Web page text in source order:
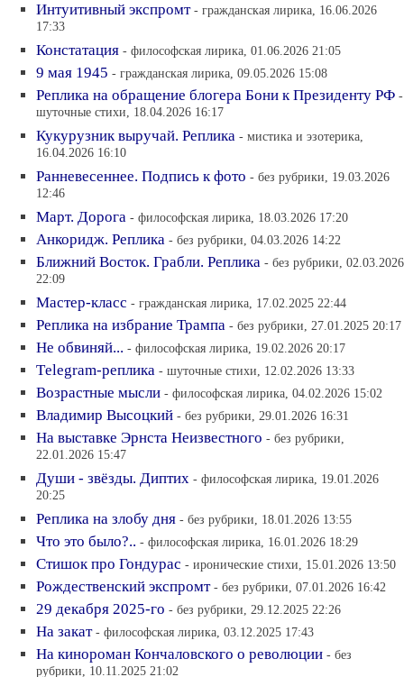
Интуитивный экспромт - гражданская лирика, 16.06.2026
17:33
Констатация - философская лирика, 01.06.2026 21:05
9 мая 1945 - гражданская лирика, 09.05.2026 15:08
Реплика на обращение блогера Бони к Президенту РФ -
шуточные стихи, 18.04.2026 16:17
Кукурузник выручай. Реплика - мистика и эзотерика,
16.04.2026 16:10
Ранневесеннее. Подпись к фото - без рубрики, 19.03.2026
12:46
Март. Дорога - философская лирика, 18.03.2026 17:20
Анкоридж. Реплика - без рубрики, 04.03.2026 14:22
Ближний Восток. Грабли. Реплика - без рубрики, 02.03.2026
22:09
Мастер-класс - гражданская лирика, 17.02.2025 22:44
Реплика на избрание Трампа - без рубрики, 27.01.2025 20:17
Не обвиняй... - философская лирика, 19.02.2026 20:17
Тelegram-реплика - шуточные стихи, 12.02.2026 13:33
Возрастные мысли - философская лирика, 04.02.2026 15:02
Владимир Высоцкий - без рубрики, 29.01.2026 16:31
На выставке Эрнста Неизвестного - без рубрики,
22.01.2026 15:47
Души - звёзды. Диптих - философская лирика, 19.01.2026
20:25
Реплика на злобу дня - без рубрики, 18.01.2026 13:55
Что это было?.. - философская лирика, 16.01.2026 18:29
Стишок про Гондурас - иронические стихи, 15.01.2026 13:50
Рождественский экспромт - без рубрики, 07.01.2026 16:42
29 декабря 2025-го - без рубрики, 29.12.2025 22:26
На закат - философская лирика, 03.12.2025 17:43
На кинороман Кончаловского о революции - без
рубрики, 10.11.2025 21:02